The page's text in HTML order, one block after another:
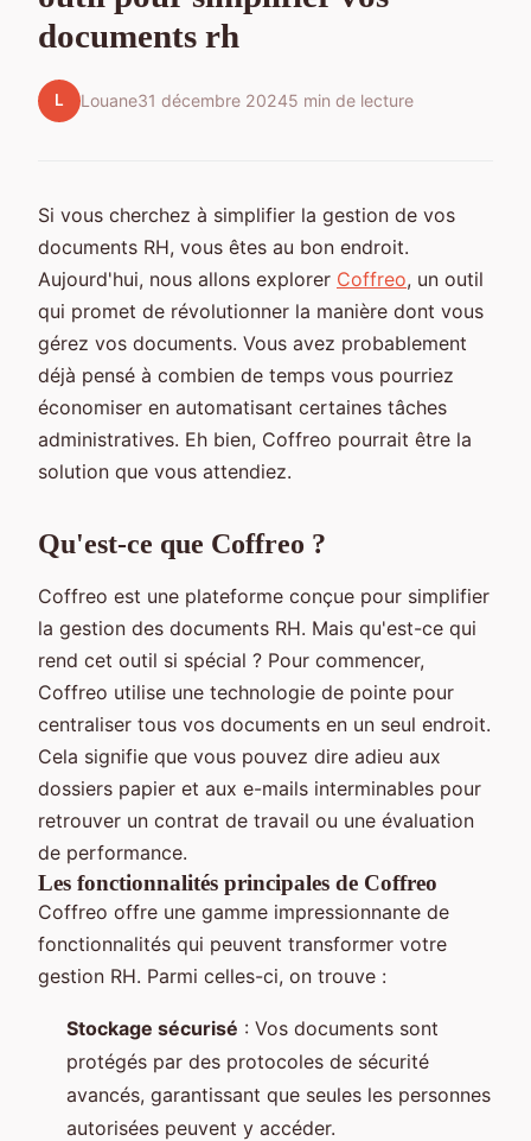
documents rh
L Louane31 décembre 20245 min de lecture
Si vous cherchez à simplifier la gestion de vos
documents RH, vous êtes au bon endroit.
Aujourd'hui, nous allons explorer Coffreo, un outil
qui promet de révolutionner la manière dont vous
gérez vos documents. Vous avez probablement
déjà pensé à combien de temps vous pourriez
économiser en automatisant certaines tâches
administratives. Eh bien, Coffreo pourrait être la
solution que vous attendiez.
Qu'est-ce que Coffreo ?
Coffreo est une plateforme conçue pour simplifier
la gestion des documents RH. Mais qu'est-ce qui
rend cet outil si spécial ? Pour commencer,
Coffreo utilise une technologie de pointe pour
centraliser tous vos documents en un seul endroit.
Cela signifie que vous pouvez dire adieu aux
dossiers papier et aux e-mails interminables pour
retrouver un contrat de travail ou une évaluation
de performance.
Les fonctionnalités principales de Coffreo
Coffreo offre une gamme impressionnante de
fonctionnalités qui peuvent transformer votre
gestion RH. Parmi celles-ci, on trouve :
Stockage sécurisé : Vos documents sont
protégés par des protocoles de sécurité
avancés, garantissant que seules les personnes
autorisées peuvent y accéder.